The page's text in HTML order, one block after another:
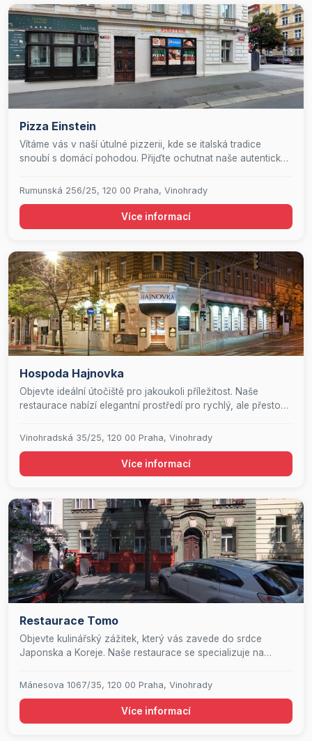
Pizza Einstein
Vítáme vás v naší útulné pizzerii, kde se italská tradice
snoubí s domácí pohodou. Přijďte ochutnat naše autentické
domácí burgery, které připravujeme s láskou. Každý den pro
vás připravujeme speciální polední menu, které potěší vaše
chuťové pohárky. Těšíme se na vaši návštěvu, abychom
vám mohli nabídnout nezapomenutelný gastronomický
Rumunská 256/25, 120 00 Praha, Vinohrady
Více informací
Hospoda Hajnovka
Objevte ideální útočiště pro jakoukoli příležitost. Naše
restaurace nabízí elegantní prostředí pro rychlý, ale přesto
chvíle pohody při šálku výběrové kávy a delikátním dezertu.
Vinohradská 35/25, 120 00 Praha, Vinohrady
Více informací
Restaurace Tomo
Objevte kulinářský zážitek, který vás zavede do srdce
Japonska a Koreje. Naše restaurace se specializuje na
mistrovsky připraveného sushi. Dopřejte si také výběr
osvěžujících nápojů, které dokonale doplní vaše
gastronomické dobrodružství.
Mánesova 1067/35, 120 00 Praha, Vinohrady
Více informací